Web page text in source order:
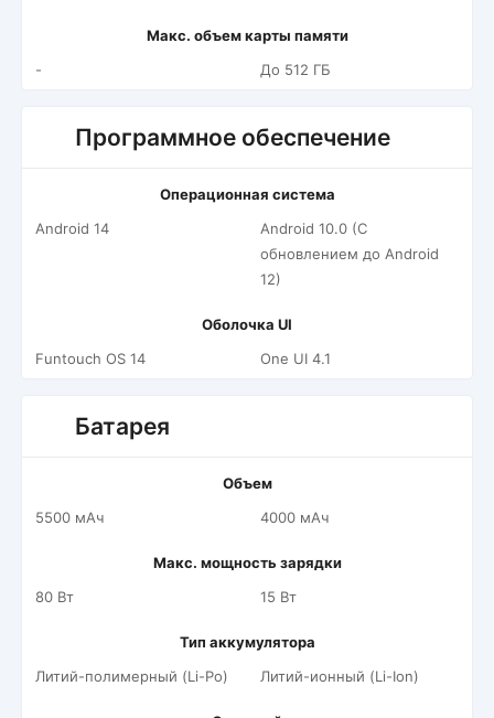
Макс. объем карты памяти
-
До 512 ГБ
Программное обеспечение
Операционная система
Android 14
Android 10.0 (С
обновлением до Android
12)
Оболочка UI
Funtouch OS 14
One UI 4.1
Батарея
Объем
5500 мАч
4000 мАч
Макс. мощность зарядки
80 Вт
15 Вт
Тип аккумулятора
Литий-полимерный (Li-Po)
Литий-ионный (Li-Ion)